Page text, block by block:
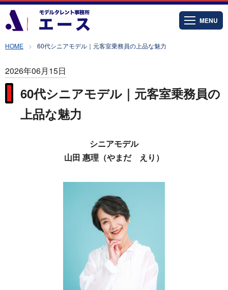
MENU
HOME 60代シニアモデル｜元客室乗務員の上品な魅力
2026年06月15日
60代シニアモデル｜元客室乗務員の
上品な魅力
シニアモデル
山田 惠理（やまだ えり）